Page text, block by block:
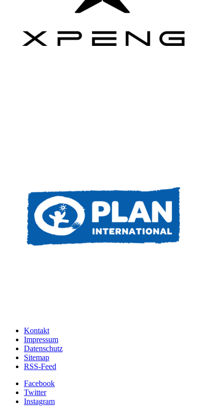
Kontakt
Impressum
Datenschutz
Sitemap
RSS-Feed
Facebook
Twitter
Instagram